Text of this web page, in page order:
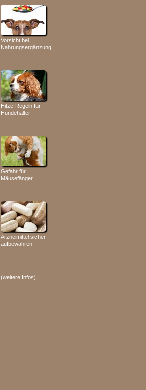
Vorsicht bei
Nahrungsergänzung
Hitze-Regeln für
Hundehalter
Gefahr für
Mäusefänger
Arzneimittel sicher
aufbewahren
(weitere Infos)